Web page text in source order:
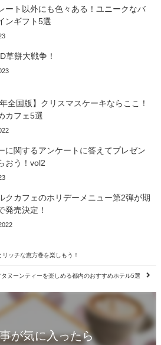
ート以外にも色々ある！ユニークなバ
ンギフト5選
草餅大戦争！
年全国版】クリスマスケーキならここ！
カフェ5選
に関するアンケートに答えてプレゼン
おう！vol2
クカフェのホリデーメニュー第2弾が期
発売決定！
ッチな恵方巻を楽しもう！
ヌーンティーを楽しめる都内のおすすめホテル5選
が気に入ったら